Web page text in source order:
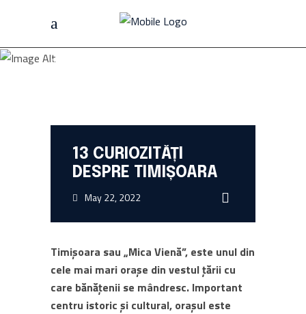
13 Curiozități Despre Timișoara
13 CURIOZITĂȚI
DESPRE TIMIȘOARA
May 22, 2022
Timișoara sau „Mica Vienă”, este unul din
cele mai mari orașe din vestul țării cu
care bănățenii se mândresc. Important
centru istoric și cultural, orașul este